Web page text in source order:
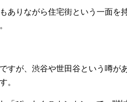
ありながら住宅街という一面を
すが、渋谷や世田谷という噂が
。